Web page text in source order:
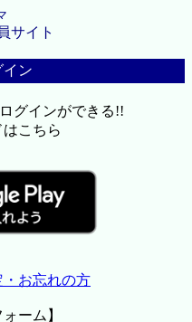
サイト
イン
グインができる!!
こちら
お忘れの方
ーム】